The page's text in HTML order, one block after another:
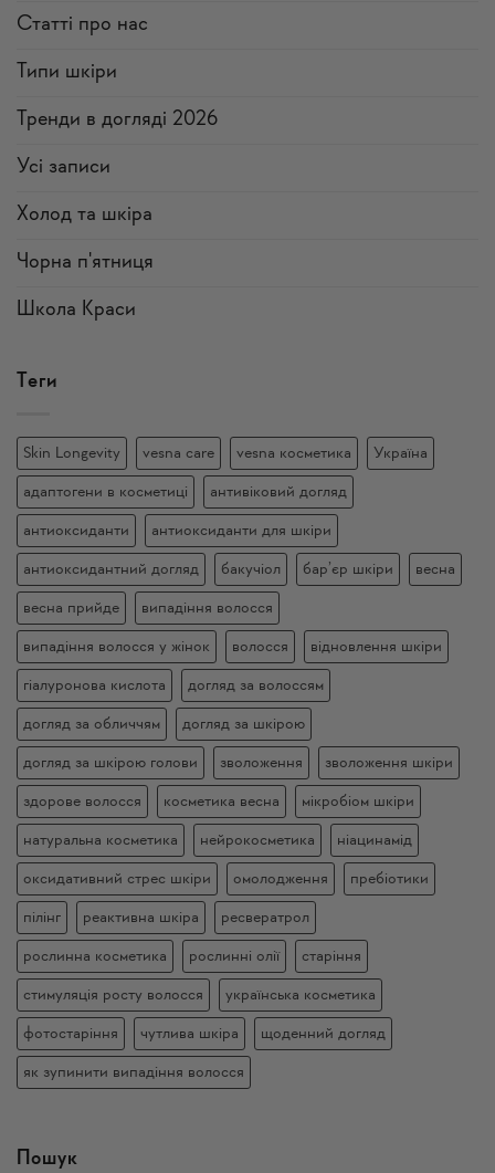
Статті про нас
Типи шкіри
Тренди в догляді 2026
Усi записи
Холод та шкіра
Чорна п'ятниця
Школа Краси
Теги
Skin Longevity vesna care vesna косметика Україна
адаптогени в косметиці антивіковий догляд
антиоксиданти антиоксиданти для шкіри
антиоксидантний догляд бакучіол бар’єр шкіри весна
весна прийде випадіння волосся
випадіння волосся у жінок волосся відновлення шкіри
гіалуронова кислота догляд за волоссям
догляд за обличчям догляд за шкірою
догляд за шкірою голови зволоження зволоження шкіри
здорове волосся косметика весна мікробіом шкіри
натуральна косметика нейрокосметика ніацинамід
оксидативний стрес шкіри омолодження пребіотики
пілінг реактивна шкіра ресвератрол
рослинна косметика рослинні олії старіння
стимуляція росту волосся українська косметика
фотостаріння чутлива шкіра щоденний догляд
як зупинити випадіння волосся
Пошук